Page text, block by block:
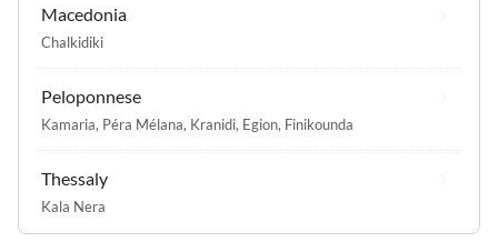
Macedonia
Chalkidiki
Peloponnese
Kamaria, Péra Mélana, Kranidi, Egion, Finikounda
Thessaly
Kala Nera